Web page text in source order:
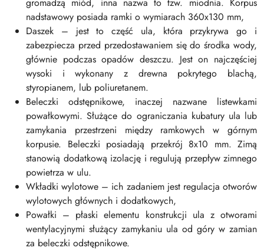
gromadzą miód, inna nazwa to tzw. miodnia. Korpus
nadstawowy posiada ramki o wymiarach 360x130 mm,
Daszek – jest to część ula, która przykrywa go i
zabezpiecza przed przedostawaniem się do środka wody,
głównie podczas opadów deszczu. Jest on najczęściej
wysoki i wykonany z drewna pokrytego blachą,
styropianem, lub poliuretanem.
Beleczki odstępnikowe, inaczej nazwane listewkami
powałkowymi. Służące do ograniczania kubatury ula lub
zamykania przestrzeni między ramkowych w górnym
korpusie. Beleczki posiadają przekrój 8x10 mm. Zimą
stanowią dodatkową izolację i regulują przepływ zimnego
powietrza w ulu.
Wkładki wylotowe – ich zadaniem jest regulacja otworów
wylotowych głównych i dodatkowych,
Powałki – płaski elementu konstrukcji ula z otworami
wentylacyjnymi służący zamykaniu ula od góry w zamian
za beleczki odstępnikowe.